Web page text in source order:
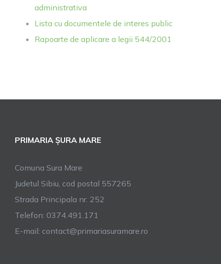
administrativa
Lista cu documentele de interes public
Rapoarte de aplicare a legii 544/2001
PRIMARIA ȘURA MARE
Comuna Sura Mare
Judetul Sibiu, cod postal 557265
Strada Principala nr. 252
Telefon: 0374.491.171
E-mail: contact@primariasuramare.ro